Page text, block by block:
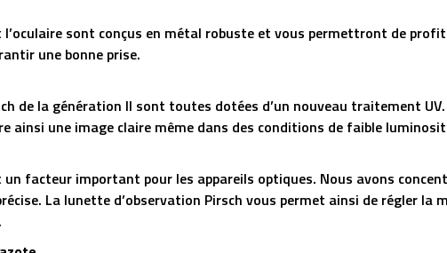
sont conçus en métal robuste et vous permettront de
une bonne prise.
de la génération II sont toutes dotées d’un nouveau traitement
ainsi une image claire même dans des conditions de faible
facteur important pour les appareils optiques. Nous avons
La lunette d’observation Pirsch vous permet ainsi de régler la